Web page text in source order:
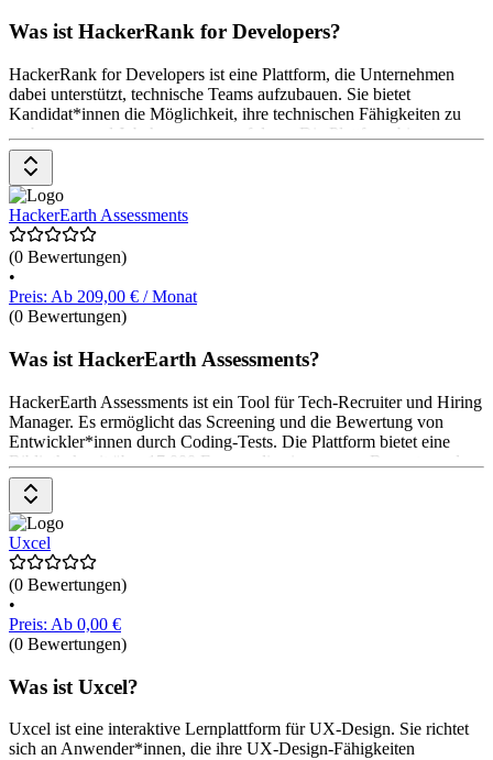
Was ist HackerRank for Developers?
HackerRank for Developers ist eine Plattform, die Unternehmen
dabei unterstützt, technische Teams aufzubauen. Sie bietet
Kandidat*innen die Möglichkeit, ihre technischen Fähigkeiten zu
verbessern und Jobchancen zu verfolgen. Die Plattform bietet
Funktionen wie zertifizierte Bewertungen, Plagiaterkennung und
realistische Fragen. Sie ermöglicht es Unternehmen, ihre
Einstellungsprozesse zu optimieren und interne Talente zu
mobilisieren. HackerRank bietet verschiedene Preismodelle an,
darunter eine kostenlose Testversion.
HackerEarth Assessments
(0 Bewertungen)
•
Preis: Ab 209,00 € / Monat
(0 Bewertungen)
Was ist HackerEarth Assessments?
HackerEarth Assessments ist ein Tool für Tech-Recruiter und Hiring
Manager. Es ermöglicht das Screening und die Bewertung von
Entwickler*innen durch Coding-Tests. Die Plattform bietet eine
Bibliothek mit über 17.000 Fragen, die eine genaue Bewertung der
Entwickler*innen ermöglichen. Nach jedem Test wird automatisch
eine Rangliste erstellt, die die besten Entwickler*innen hervorhebt.
Die Preisgestaltung basiert auf einem Abonnementmodell mit einer
14-tägigen kostenlosen Testversion.
Uxcel
(0 Bewertungen)
•
Preis: Ab 0,00 €
(0 Bewertungen)
Was ist Uxcel?
Uxcel ist eine interaktive Lernplattform für UX-Design. Sie richtet
sich an Anwender*innen, die ihre UX-Design-Fähigkeiten